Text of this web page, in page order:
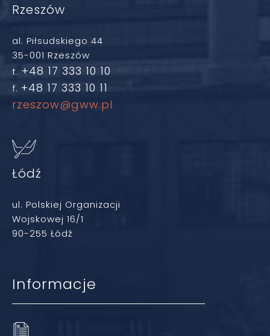
Rzeszów
al. Piłsudskiego 44
35-001 Rzeszów
t. +48 17 333 10 10
f. +48 17 333 10 11
rzeszow@gww.pl
Łódź
ul. Polskiej Organizacji
Wojskowej 16/1
90-255 Łódź
Informacje